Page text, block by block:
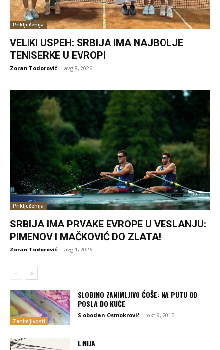
Priključenija
VELIKI USPEH: SRBIJA IMA NAJBOLJE
TENISERKE U EVROPI
Zoran Todorović - avg 8, 2026
Priključenija
SRBIJA IMA PRVAKE EVROPE U VESLANJU:
PIMENOV I MAČKOVIĆ DO ZLATA!
Zoran Todorović - avg 1, 2026
Zanimljivosti
SLOBINO ZANIMLJIVO ĆOŠE: NA PUTU OD
POSLA DO KUĆE
Slobodan Osmokrović - okt 9, 2015
LINIJA